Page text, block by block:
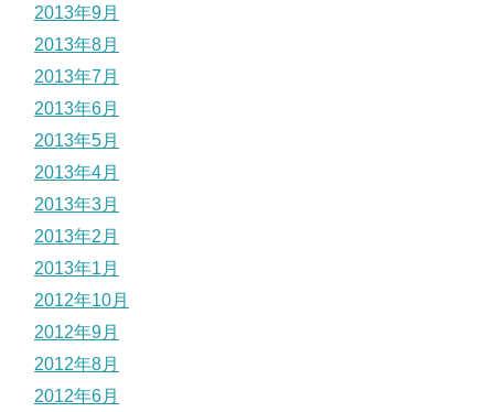
2013年9月
2013年8月
2013年7月
2013年6月
2013年5月
2013年4月
2013年3月
2013年2月
2013年1月
2012年10月
2012年9月
2012年8月
2012年6月